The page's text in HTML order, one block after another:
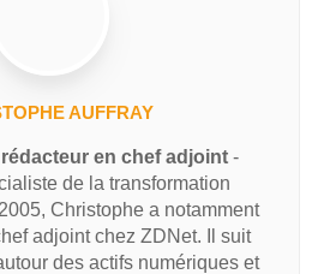
AUFFRAY
en chef adjoint -
de la transformation
Christophe a notamment
adjoint chez ZDNet. Il suit
des actifs numériques et